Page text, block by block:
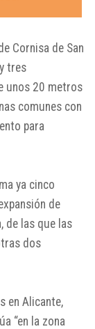
Cornisa de San
tres
unos 20 metros
comunes con
para
ya cinco
de
de las que las
dos
en Alicante,
“en la zona